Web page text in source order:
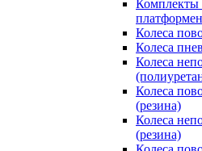
Комплекты
Колеса
Колеса
Колеса
Колеса
(резина)
Колеса
(резина)